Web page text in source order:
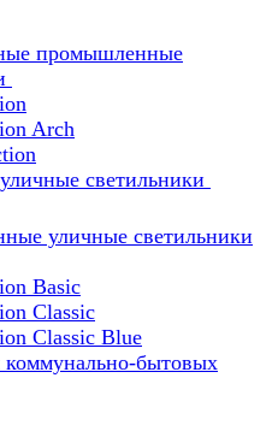
промышленные
Arch
светильники
уличные светильники
Basic
Classic
Classic Blue
коммунально-бытовых